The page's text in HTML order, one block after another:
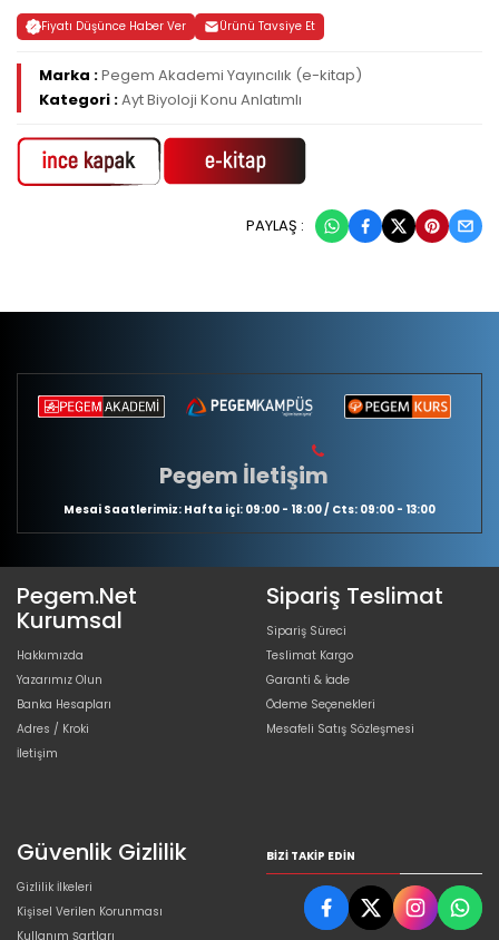
Fiyatı Düşünce Haber Ver Ürünü Tavsiye Et
Marka :Pegem Akademi Yayıncılık (e-kitap)
Kategori :Ayt Biyoloji Konu Anlatımlı
PAYLAŞ :
Pegem İletişim
Mesai Saatlerimiz: Hafta içi: 09:00 - 18:00 / Cts: 09:00 - 13:00
Pegem.Net
Kurumsal
Hakkımızda
Yazarımız Olun
Banka Hesapları
Adres / Kroki
İletişim
Sipariş Teslimat
Sipariş Süreci
Teslimat Kargo
Garanti & İade
Ödeme Seçenekleri
Mesafeli Satış Sözleşmesi
Güvenlik Gizlilik
Gizlilik İlkeleri
Kişisel Verilen Korunması
Kullanım Şartları
BIZI TAKIP EDIN